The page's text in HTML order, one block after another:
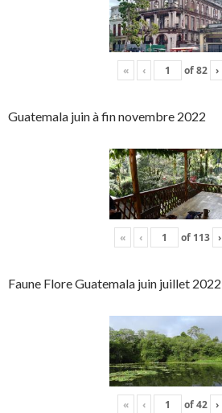
« ‹ of82 ›
Guatemala juin à fin novembre 2022
« ‹ of 113 ›
Faune Flore Guatemala juin juillet 2022
« ‹ of42 ›